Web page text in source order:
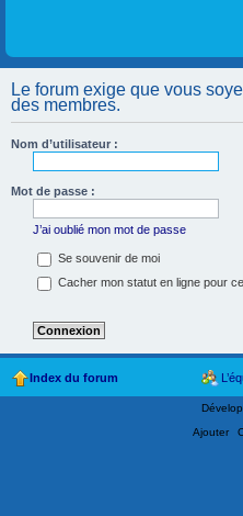
Le forum exige que vous
des membres.
Nom d’utilisateur :
Mot de passe :
J’ai oublié mon mot de passe
Se souvenir de moi
Cacher mon statut en ligne pour
Index du forum
Ajouter